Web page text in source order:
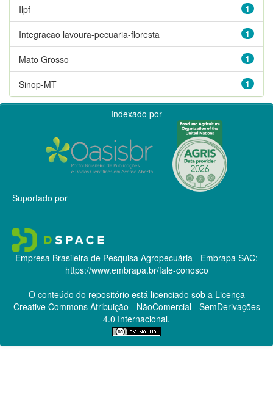
1
Ilpf
1
Integracao lavoura-pecuaria-floresta
1
Mato Grosso
1
Sinop-MT
Indexado por
Suportado por
Empresa Brasileira de Pesquisa Agropecuária - Embrapa SAC:
https://www.embrapa.br/fale-conosco
O conteúdo do repositório está licenciado sob a Licença
Creative CommonsAtribuição - NãoComercial - SemDerivações
4.0 Internacional.